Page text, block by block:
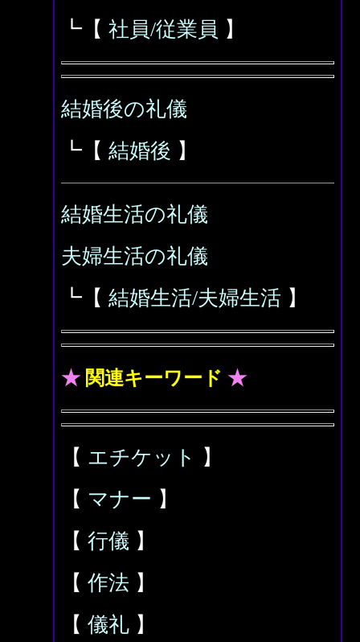
┗【 社員/従業員 】
結婚後の礼儀
┗【 結婚後 】
結婚生活の礼儀
夫婦生活の礼儀
┗【 結婚生活/夫婦生活 】
★ 関連キーワード ★
【 エチケット
】
【 マナー 】
【 行儀 】
【 作法 】
【 儀礼 】